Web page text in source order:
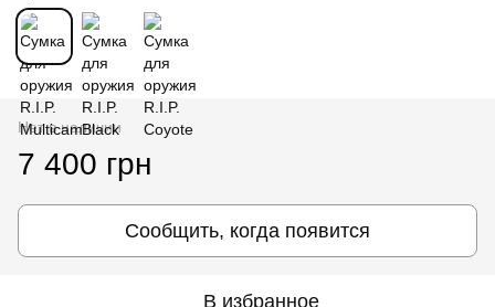
Нет в наличии
7 400 грн
Сообщить, когда появится
В избранное